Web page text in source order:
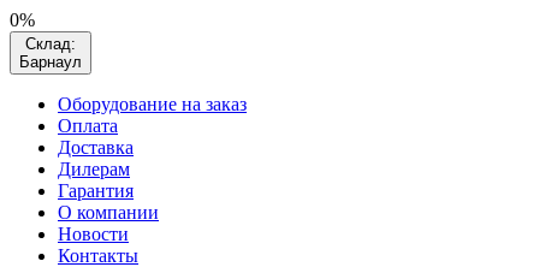
0%
Склад:
Барнаул
Оборудование на заказ
Оплата
Доставка
Дилерам
Гарантия
О компании
Новости
Контакты